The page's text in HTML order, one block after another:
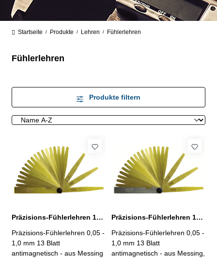
Startseite / Produkte / Lehren / Fühlerlehren
Fühlerlehren
Produkte filtern
Präzisions-Fühlerlehren 13 Blatt, 0,05 - 1,0 mm, aus Messing, antimagnetisch
Präzisions-Fühlerlehren 0,05 -
1,0 mm 13 Blatt
antimagnetisch - aus Messing
Präzisions-Fühlerlehren 13 Blatt, 0,05 - 1,0 mm, aus Messing, antimagnetisch
Präzisions-Fühlerlehren 0,05 -
1,0 mm 13 Blatt
antimagnetisch - aus Messing,